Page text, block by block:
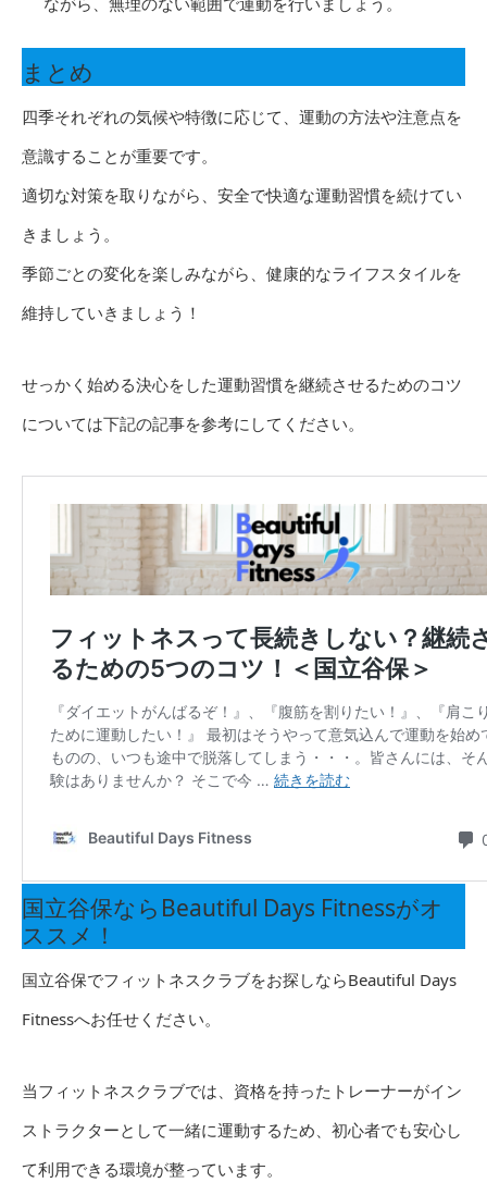
まとめ
四季それぞれの気候や特徴に応じて、運動の方法や注意点を
意識することが重要です。
適切な対策を取りながら、安全で快適な運動習慣を続けてい
きましょう。
季節ごとの変化を楽しみながら、健康的なライフスタイルを
維持していきましょう！
せっかく始める決心をした運動習慣を継続させるためのコツ
については下記の記事を参考にしてください。
国立谷保ならBeautiful Days Fitnessがオ
ススメ！
国立谷保でフィットネスクラブをお探しならBeautiful Days
Fitnessへお任せください。
当フィットネスクラブでは、資格を持ったトレーナーがイン
ストラクターとして一緒に運動するため、初心者でも安心し
て利用できる環境が整っています。